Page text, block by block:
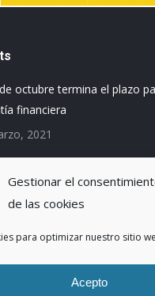
Gestionar el
de las cookies
para optimizar nuestro sitio
Acepto
octubre termina el plazo
financiera
2021
Huella de Carbono
2019
la Huella Hídrica en
de coches